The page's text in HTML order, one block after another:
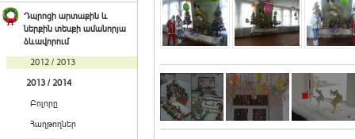
Դպրոցի արտաքին և
ներքին տեսքի ամանորյա
ձևավորում
2012 / 2013
2013 / 2014
Բոլորը
Հաղթողներ